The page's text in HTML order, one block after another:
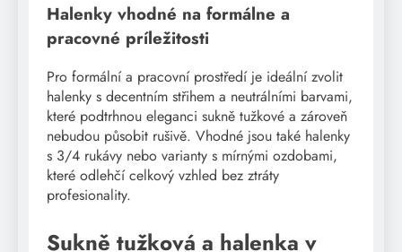
Halenky vhodné na formálne a
pracovné príležitosti
Pro formální a pracovní prostředí je ideální zvolit
halenky s decentním střihem a neutrálními barvami,
které podtrhnou eleganci sukně tužkové a zároveň
nebudou působit rušivě. Vhodné jsou také halenky
s 3/4 rukávy nebo varianty s mírnými ozdobami,
které odlehčí celkový vzhled bez ztráty
profesionality.
Sukně tužková a halenka v